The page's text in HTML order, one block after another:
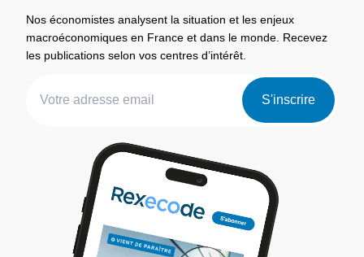
Nos économistes analysent la situation et les enjeux
macroéconomiques en France et dans le monde. Recevez
les publications selon vos centres d’intérêt.
S'inscrire